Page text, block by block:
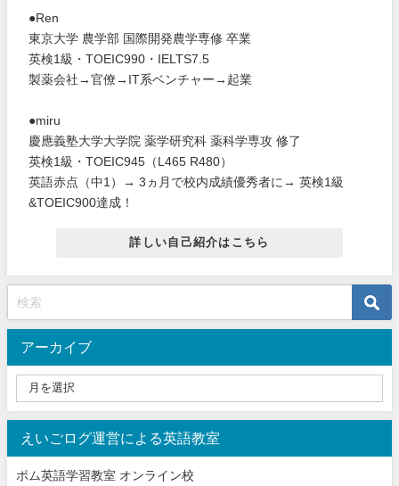
●Ren
東京大学 農学部 国際開発農学専修 卒業
英検1級・TOEIC990・IELTS7.5
製薬会社→官僚→IT系ベンチャー→起業
●miru
慶應義塾大学大学院 薬学研究科 薬科学専攻 修了
英検1級・TOEIC945（L465 R480）
英語赤点（中1）→ 3ヵ月で校内成績優秀者に→ 英検1級
&TOEIC900達成！
詳しい自己紹介はこちら
アーカイブ
えいごログ運営による英語教室
ポム英語学習教室 オンライン校